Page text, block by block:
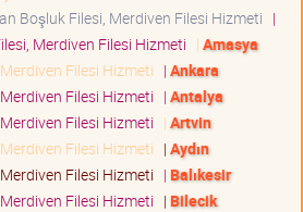
Boşluk Filesi, Merdiven Filesi Hizmeti |
Merdiven Filesi Hizmeti | Amasya
Filesi Hizmeti | Ankara
Filesi Hizmeti | Antalya
Filesi Hizmeti | Artvin
Filesi Hizmeti | Aydın
Filesi Hizmeti | Balıkesir
Filesi Hizmeti | Bilecik